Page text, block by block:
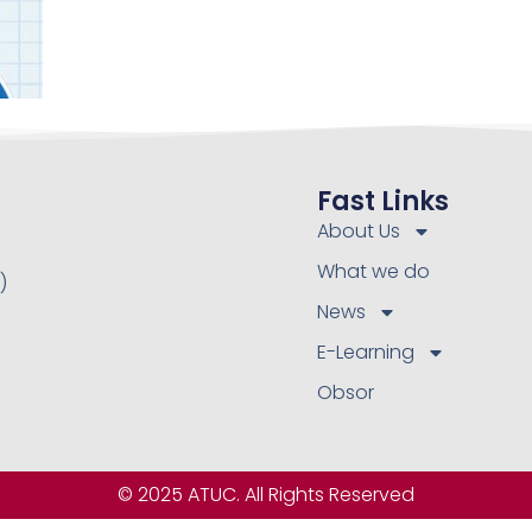
Fast Links
About Us
What we do
News
E-Learning
Obsor
© 2025 ATUC. All Rights Reserved